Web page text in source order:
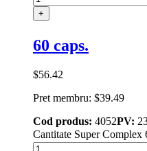
+
60 caps.
$56.42
Pret membru: $39.49
Cod produs: 4052PV:
Cantitate Super Complex